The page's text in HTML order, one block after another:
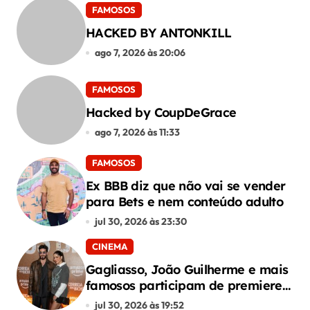
o
s
FAMOSOS
HACKED BY ANTONKILL
ago 7, 2026 às 20:06
FAMOSOS
Hacked by CoupDeGrace
ago 7, 2026 às 11:33
FAMOSOS
Ex BBB diz que não vai se vender
para Bets e nem conteúdo adulto
jul 30, 2026 às 23:30
CINEMA
Gagliasso, João Guilherme e mais
famosos participam de premiere
de “Corrida dos Bichos”
jul 30, 2026 às 19:52